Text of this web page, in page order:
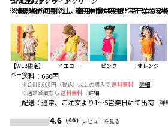
※撮影場所の関係上、着用画像は実物と若干異なる場
※撮影場所の関係上、着用画像は実物と若干異なる場
※撮影場所の関係上、着用画像は実物と若干異なる場
【WEB限定】
ベージュ
イエロー ピンク オレンジ
送料 ： 660円
※合計6,600円（税込）以上の購入で 送料無料
詳細
※店頭受取なら 送料無料 詳細
配送 ： 通常、ご注文より1～5営業日にて出荷 詳
4.6 （46） レビューを見る